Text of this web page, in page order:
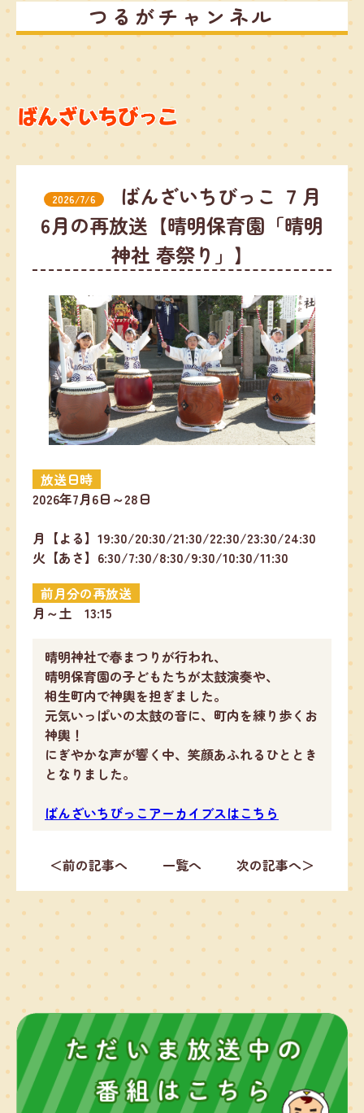
つるがチャンネル
2026/7/6
ばんざいちびっこ ７月
6月の再放送【晴明保育園「晴明
神社 春祭り」】
放送日時
2026年7月6日～28日
月【よる】19:30/20:30/21:30/22:30/23:30/24:30
火【あさ】6:30/7:30/8:30/9:30/10:30/11:30
前月分の再放送
月～土 13:15
晴明神社で春まつりが行われ、
晴明保育園の子どもたちが太鼓演奏や、
相生町内で神輿を担ぎました。
元気いっぱいの太鼓の音に、町内を練り歩くお
神輿！
にぎやかな声が響く中、笑顔あふれるひととき
となりました。
ばんざいちびっこアーカイブスはこちら
＜前の記事へ 一覧へ 次の記事へ＞